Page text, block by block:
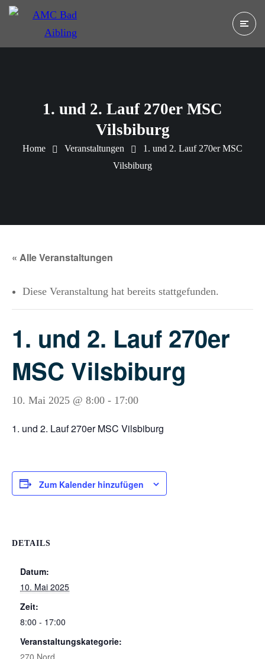
1. und 2. Lauf 270er MSC
Vilsbiburg
Home Veranstaltungen
1. und 2. Lauf 270er MSC
Vilsbiburg
« Alle Veranstaltungen
Diese Veranstaltung hat bereits stattgefunden.
1. und 2. Lauf 270er
MSC Vilsbiburg
10. Mai 2025 @ 8:00 - 17:00
1. und 2. Lauf 270er MSC Vilsbiburg
Zum Kalender hinzufügen
DETAILS
Datum:
10. Mai 2025
Zeit:
8:00 - 17:00
Veranstaltungskategorie: